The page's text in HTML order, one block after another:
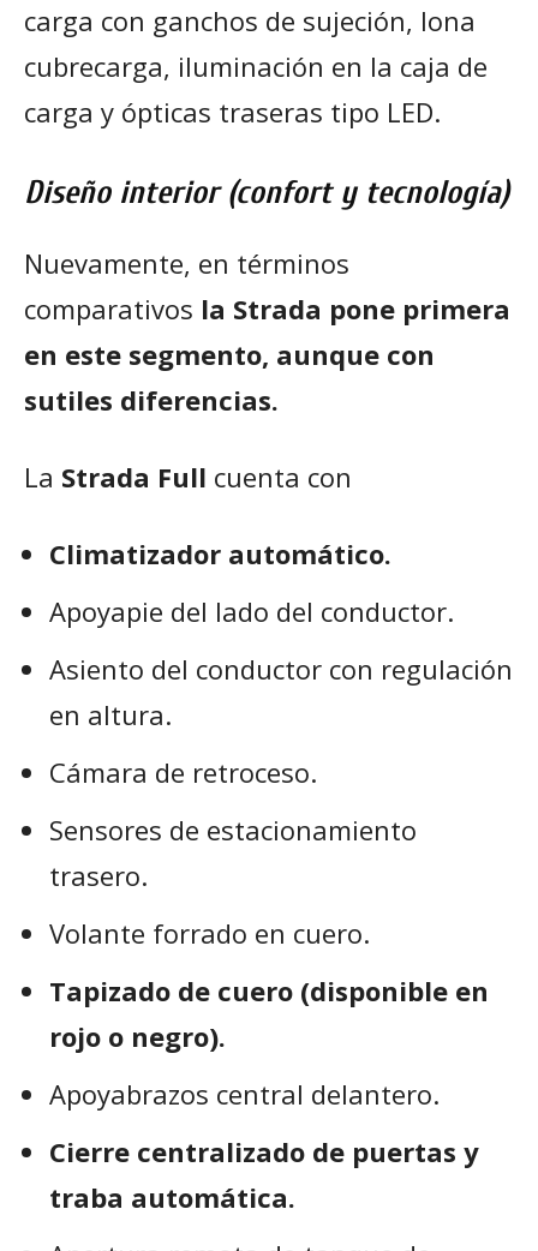
carga con ganchos de sujeción, lona
cubrecarga, iluminación en la caja de
carga y ópticas traseras tipo LED.
Diseño interior (confort y tecnología)
Nuevamente, en términos
comparativos la Strada pone primera
en este segmento, aunque con
sutiles diferencias.
La Strada Full cuenta con
Climatizador automático.
Apoyapie del lado del conductor.
Asiento del conductor con regulación
en altura.
Cámara de retroceso.
Sensores de estacionamiento
trasero.
Volante forrado en cuero.
Tapizado de cuero (disponible en
rojo o negro).
Apoyabrazos central delantero.
Cierre centralizado de puertas y
traba automática.